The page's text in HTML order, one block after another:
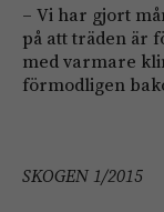
– Vi har gjort
på att träden är
med varmare
förmodligen
SKOGEN 1/2015